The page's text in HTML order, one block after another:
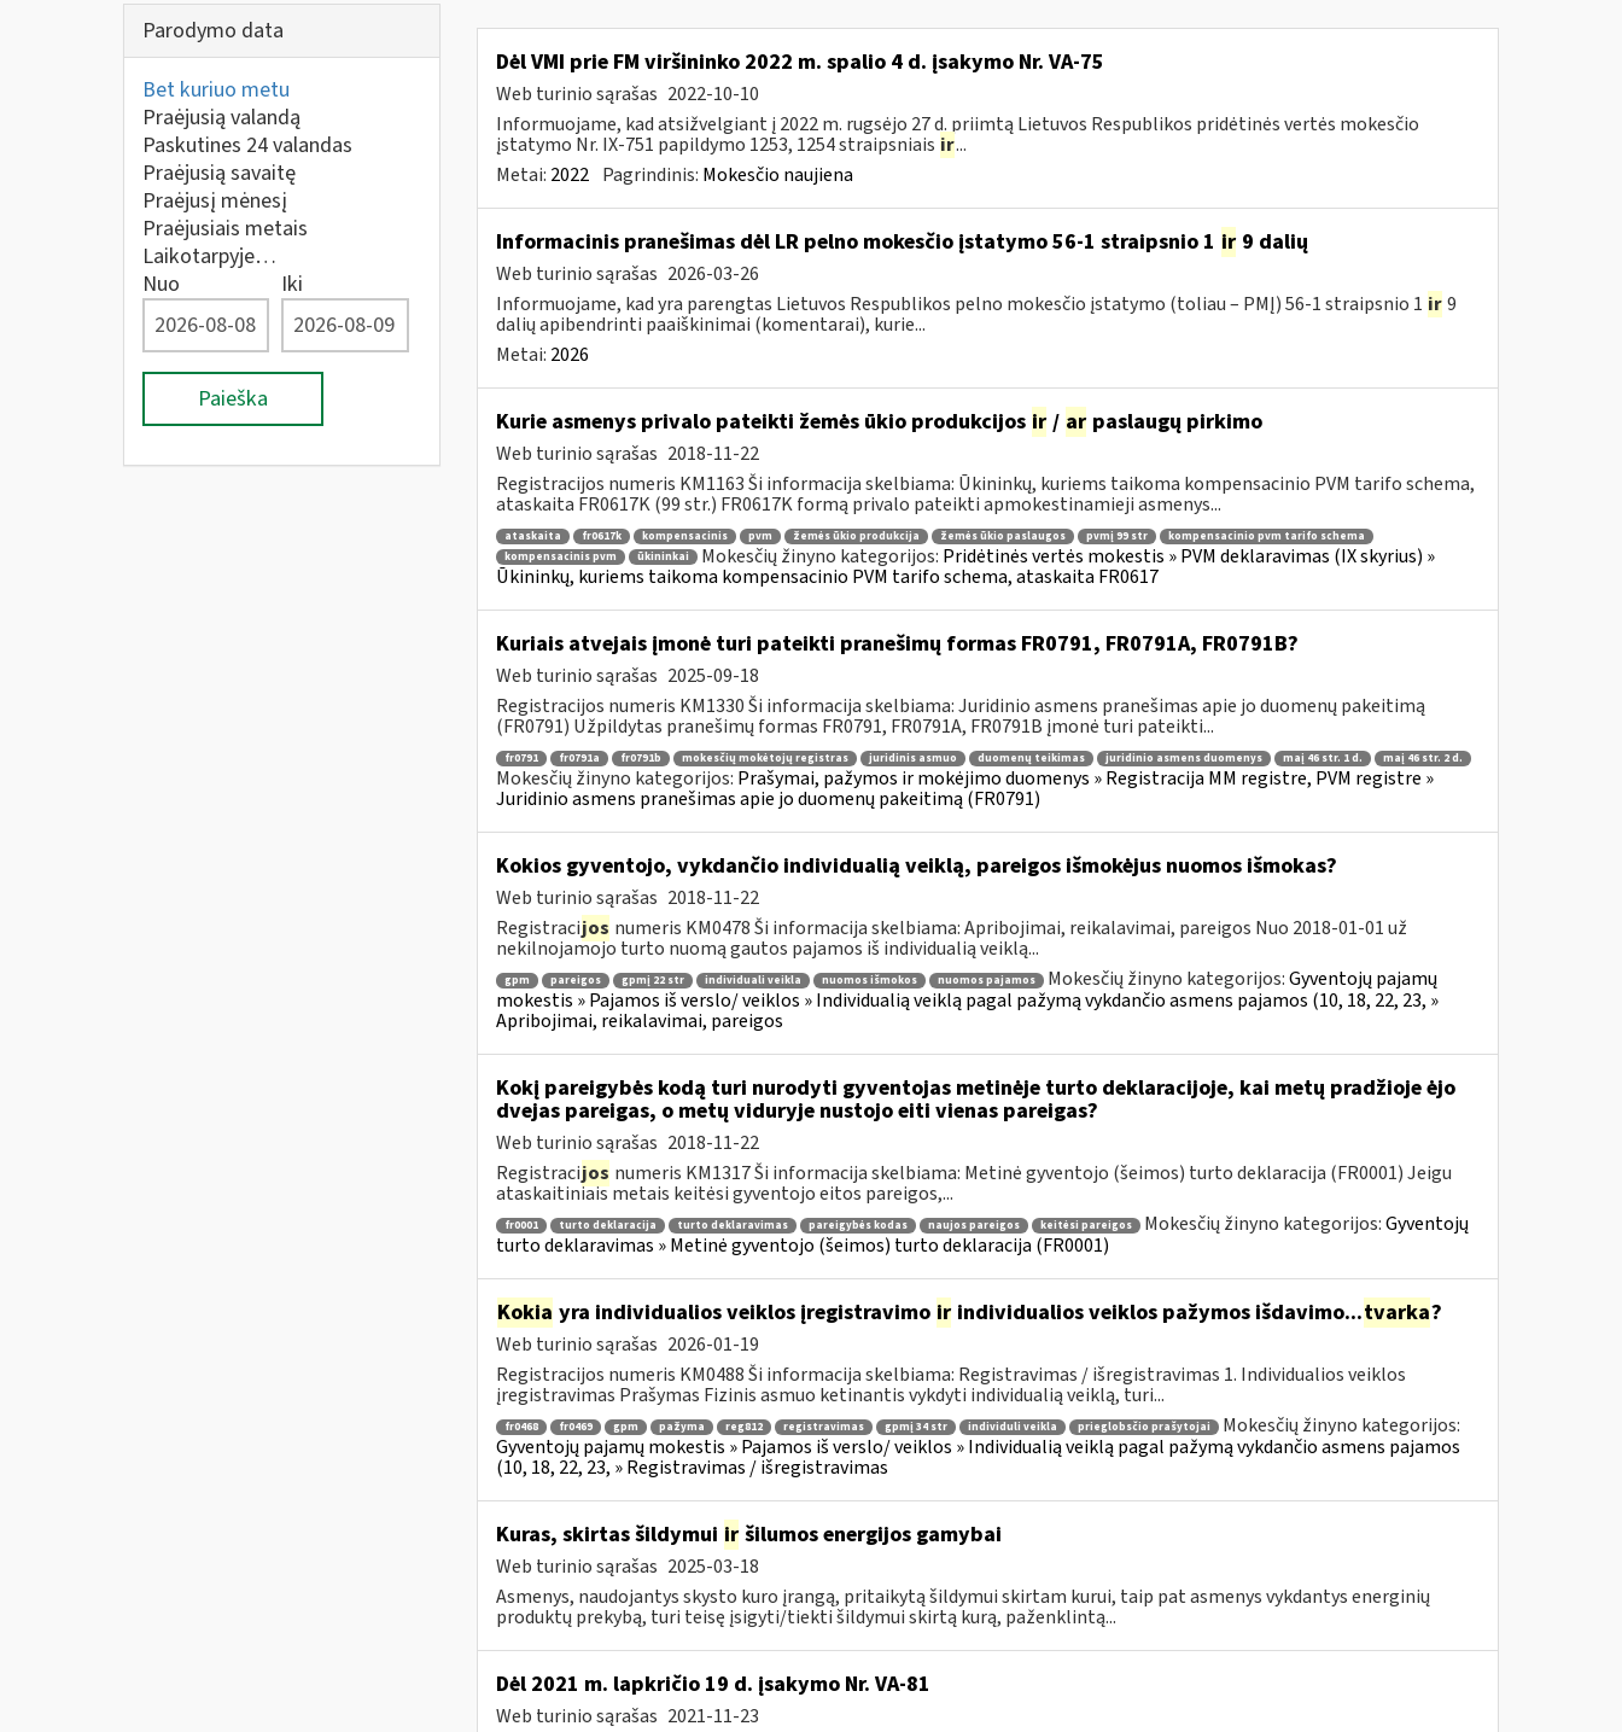
Parodymo data
Bet kuriuo metu
Praėjusią valandą
Paskutines 24 valandas
Praėjusią savaitę
Praėjusį mėnesį
Praėjusiais metais
Laikotarpyje…
Nuo
Iki
Paieška
Dėl VMI prie FM viršininko 2022 m. spalio 4 d. įsakymo Nr. VA-75
Web turinio sąrašas 2022-10-10
Informuojame, kad atsižvelgiant į 2022 m. rugsėjo 27 d. priimtą Lietuvos Respublikos pridėtinės vertės mokesčio
įstatymo Nr. IX-751 papildymo 1253, 1254 straipsniais ir...
Metai: 2022 Pagrindinis: Mokesčio naujiena
Informacinis pranešimas dėl LR pelno mokesčio įstatymo 56-1 straipsnio 1 ir9 dalių
Web turinio sąrašas 2026-03-26
Informuojame, kad yra parengtas Lietuvos Respublikos pelno mokesčio įstatymo (toliau – PMĮ) 56-1 straipsnio 1 ir 9
dalių apibendrinti paaiškinimai (komentarai), kurie...
Metai: 2026
Kurie asmenys privalo pateikti žemės ūkio produkcijos ir/ arpaslaugų pirkimo
Web turinio sąrašas 2018-11-22
Registracijos numeris KM1163 Ši informacija skelbiama: Ūkininkų, kuriems taikoma kompensacinio PVM tarifo schema,
ataskaita FR0617K (99 str.) FR0617K formą privalo pateikti apmokestinamieji asmenys...
ataskaita fr0617k kompensacinis pvm žemės ūkio produkcija žemės ūkio paslaugos pvmį 99 str
kompensacinio pvm tarifo schema
kompensacinis pvm
ūkininkai Mokesčių žinyno kategorijos: Pridėtinės vertės mokestis » PVM deklaravimas (IX skyrius) »
Ūkininkų, kuriems taikoma kompensacinio PVM tarifo schema, ataskaita FR0617
Kuriais atvejais įmonė turi pateikti pranešimų formas FR0791, FR0791A, FR0791B?
Web turinio sąrašas 2025-09-18
Registracijos numeris KM1330 Ši informacija skelbiama: Juridinio asmens pranešimas apie jo duomenų pakeitimą
(FR0791) Užpildytas pranešimų formas FR0791, FR0791A, FR0791B įmonė turi pateikti...
fr0791 fr0791a fr0791b mokesčių mokėtojų registras juridinis asmuo duomenų teikimas juridinio asmens duomenys maį 46 str. 1 d. maį 46 str. 2 d.
Mokesčių žinyno kategorijos: Prašymai, pažymos ir mokėjimo duomenys » Registracija MM registre, PVM registre »
Juridinio asmens pranešimas apie jo duomenų pakeitimą (FR0791)
Kokios gyventojo, vykdančio individualią veiklą, pareigos išmokėjus nuomos išmokas?
Web turinio sąrašas 2018-11-22
Registracijos numeris KM0478 Ši informacija skelbiama: Apribojimai, reikalavimai, pareigos Nuo 2018-01-01 už
nekilnojamojo turto nuomą gautos pajamos iš individualią veiklą...
gpm pareigos gpmį 22 str individuali veikla nuomos išmokos nuomos pajamos Mokesčių žinyno kategorijos:Gyventojų pajamų
mokestis » Pajamos iš verslo/ veiklos » Individualią veiklą pagal pažymą vykdančio asmens pajamos (10, 18, 22, 23, »
Apribojimai, reikalavimai, pareigos
Kokį pareigybės kodą turi nurodyti gyventojas metinėje turto deklaracijoje, kai metų pradžioje ėjo
dvejas pareigas, o metų viduryje nustojo eiti vienas pareigas?
Web turinio sąrašas 2018-11-22
Registracijos numeris KM1317 Ši informacija skelbiama: Metinė gyventojo (šeimos) turto deklaracija (FR0001) Jeigu
ataskaitiniais metais keitėsi gyventojo eitos pareigos,...
fr0001 turto deklaracija turto deklaravimas pareigybės kodas naujos pareigos keitėsi pareigos Mokesčių žinyno kategorijos:Gyventojų
turto deklaravimas » Metinė gyventojo (šeimos) turto deklaracija (FR0001)
Kokia yra individualios veiklos įregistravimo irindividualios veiklos pažymos išdavimo...tvarka?
Web turinio sąrašas 2026-01-19
Registracijos numeris KM0488 Ši informacija skelbiama: Registravimas / išregistravimas 1. Individualios veiklos
įregistravimas Prašymas Fizinis asmuo ketinantis vykdyti individualią veiklą, turi...
fr0468 fr0469 gpm pažyma reg812 registravimas gpmį 34 str individuli veikla prieglobsčio prašytojai
Mokesčių žinyno kategorijos:
Gyventojų pajamų mokestis » Pajamos iš verslo/ veiklos » Individualią veiklą pagal pažymą vykdančio asmens pajamos
(10, 18, 22, 23, » Registravimas / išregistravimas
Kuras, skirtas šildymui iršilumos energijos gamybai
Web turinio sąrašas 2025-03-18
Asmenys, naudojantys skysto kuro įrangą, pritaikytą šildymui skirtam kurui, taip pat asmenys vykdantys energinių
produktų prekybą, turi teisę įsigyti/tiekti šildymui skirtą kurą, paženklintą...
Dėl 2021 m. lapkričio 19 d. įsakymo Nr. VA-81
Web turinio sąrašas 2021-11-23